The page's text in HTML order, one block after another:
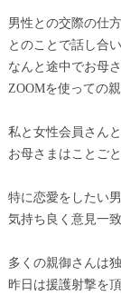
男性との交際の仕
とのことで話し合
なんと途中でお母
ZOOMを使っての
私と女性会員さん
お母さまはことご
特に恋愛をしたい
気持ち良く意見一致
多くの親御さんは
昨日は援護射撃を